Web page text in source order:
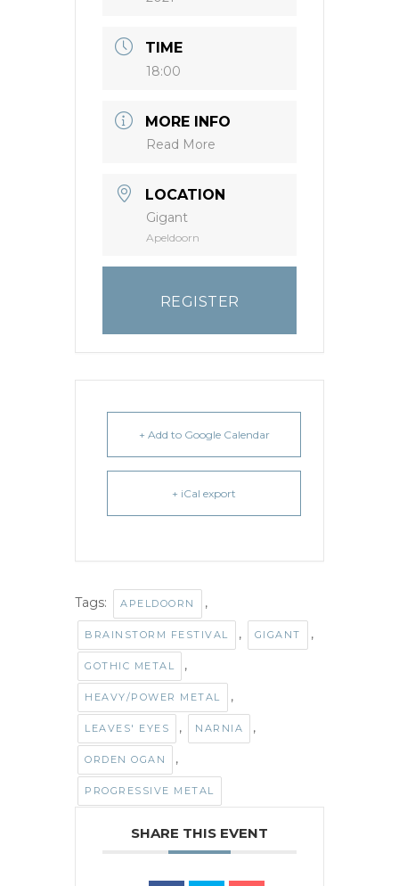
TIME
18:00
MORE INFO
Read More
LOCATION
Gigant
Apeldoorn
REGISTER
+ Add to Google Calendar
+ iCal export
Tags: APELDOORN ,
BRAINSTORM FESTIVAL , GIGANT ,
GOTHIC METAL ,
HEAVY/POWER METAL ,
LEAVES' EYES , NARNIA ,
ORDEN OGAN ,
PROGRESSIVE METAL
SHARE THIS EVENT